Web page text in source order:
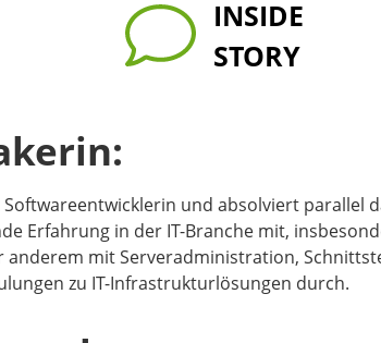
INSIDE
STORY
Softwareentwicklerin und absolviert
Erfahrung in der IT-Branche mit,
anderem mit Serveradministration,
zu IT-Infrastrukturlösungen durch.